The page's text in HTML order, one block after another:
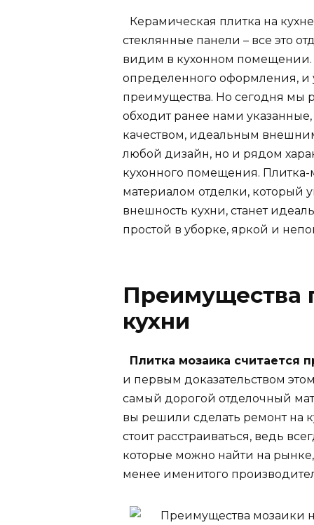
Керамическая плитка на
стеклянные панели – все это
видим в кухонном помещении.
определенного оформления, и
преимущества. Но сегодня мы
обходит ранее нами
качеством, идеальным
любой дизайн, но и рядом
кухонного помещения. Плитка-
материалом отделки, который
внешность кухни, станет
простой в уборке, яркой и
Преимущества
кухни
Плитка мозаика считается
и первым доказательством
самый дорогой отделочный
вы решили сделать ремонт на
стоит расстраиваться, ведь
которые можно найти на
менее именитого